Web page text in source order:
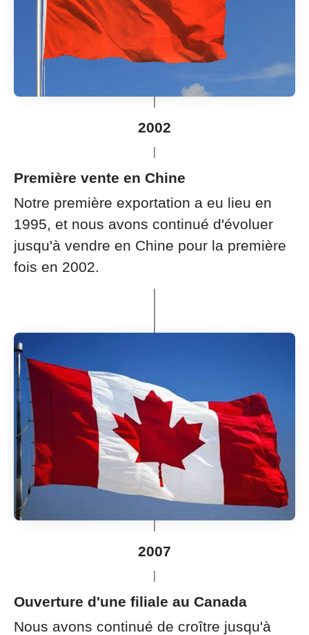
2002
Première vente en Chine
Notre première exportation a eu lieu en
1995, et nous avons continué d'évoluer
jusqu'à vendre en Chine pour la première
fois en 2002.
2007
Ouverture d'une filiale au Canada
Nous avons continué de croître jusqu'à